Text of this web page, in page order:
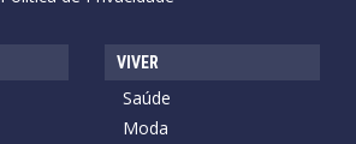
VIVER
Saúde
Moda